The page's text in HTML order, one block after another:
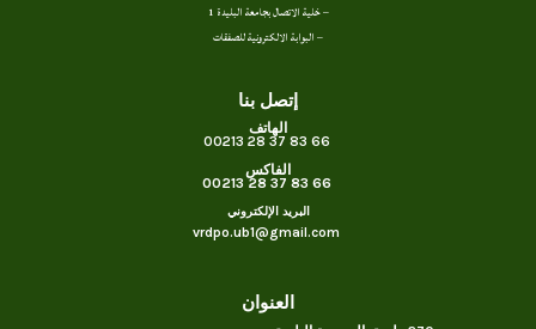
– خلية الاتصال بجامعة البليدة 1
– البوابة الالكترونية للصفقات
إتصل بنا
الهاتف
الفاكس
66 83 37 28 00213
البريد الإلكتروني
vrdpo.ub1@gmail.com
العنوان